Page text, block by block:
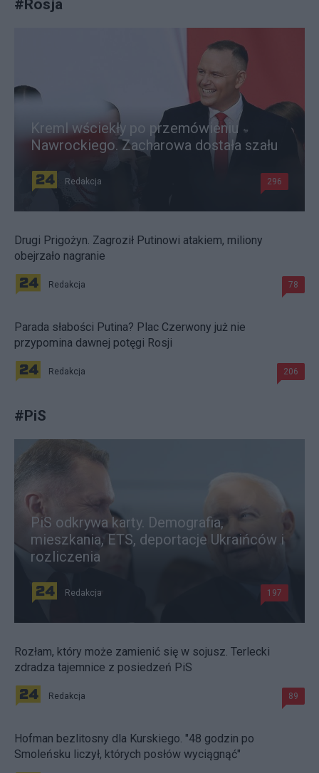
# Rosja
Kreml wściekły po przemówieniu
Nawrockiego. Zacharowa dostała szału
Redakcja 296
Drugi Prigożyn. Zagroził Putinowi atakiem, miliony
obejrzało nagranie
Redakcja 78
Parada słabości Putina? Plac Czerwony już nie
przypomina dawnej potęgi Rosji
Redakcja 206
#PiS
PiS odkrywa karty. Demografia,
mieszkania, ETS, deportacje Ukraińców i
rozliczenia
Redakcja 197
Rozłam, który może zamienić się w sojusz. Terlecki
zdradza tajemnice z posiedzeń PiS
Redakcja 89
Hofman bezlitosny dla Kurskiego. "48 godzin po
Smoleńsku liczył, których posłów wyciągnąć"